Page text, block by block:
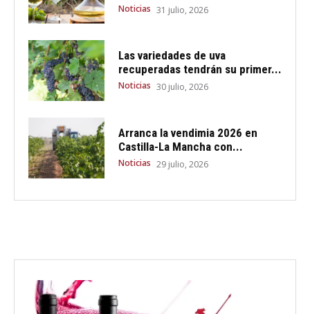
Noticias 31 julio, 2026
Las variedades de uva
recuperadas tendrán su primer...
Noticias 30 julio, 2026
Arranca la vendimia 2026 en
Castilla-La Mancha con...
Noticias 29 julio, 2026